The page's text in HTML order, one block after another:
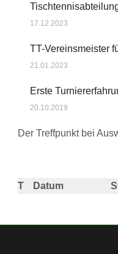
17.12.2023
TT-Vereinsmeister
21.01.2023
Erste
20.10.2019
Der Treffpunkt bei
T Datum